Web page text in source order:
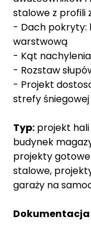
stalowe z profili
- Dach pokryty:
warstwową
- Kąt nachylenia
- Rozstaw
- Projekt
strefy śniegowej
Typ: projekt
budynek
projekty
stalowe,
garaży na
Dokumentacja